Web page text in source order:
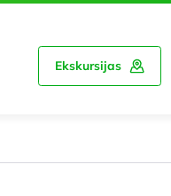
Ekskursijas